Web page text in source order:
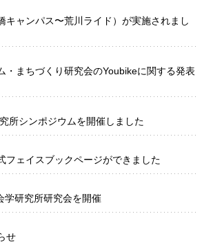
キャンパス〜荒川ライド）が実施されまし
・まちづくり研究会のYoubikeに関する発表
所シンポジウムを開催しました
フェイスブックページができました
学研究所研究会を開催
せ